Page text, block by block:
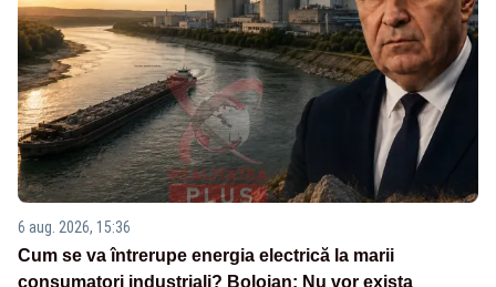
6 aug. 2026, 15:36
Cum se va întrerupe energia electrică la marii
consumatori industriali? Bolojan: Nu vor exista